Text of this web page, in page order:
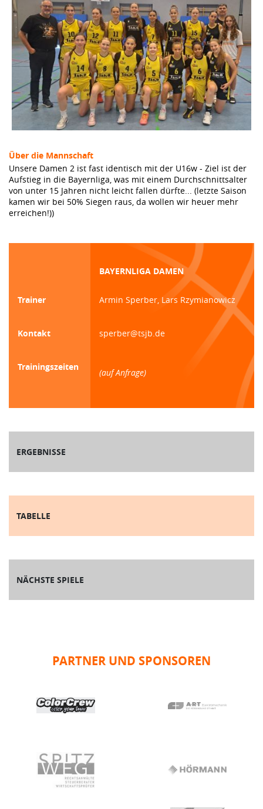
Über die Mannschaft
Unsere Damen 2 ist fast identisch mit der U16w - Ziel ist der
Aufstieg in die Bayernliga, was mit einem Durchschnittsalter
von unter 15 Jahren nicht leicht fallen dürfte... (letzte Saison
kamen wir bei 50% Siegen raus, da wollen wir heuer mehr
erreichen!))
BAYERNLIGA DAMEN
Trainer Armin Sperber, Lars Rzymianowicz
Kontakt sperber@tsjb.de
Trainingszeiten
(auf Anfrage)
ERGEBNISSE
TABELLE
NÄCHSTE SPIELE
PARTNER UND SPONSOREN